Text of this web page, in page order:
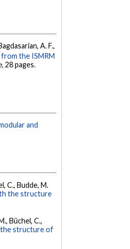
A. F.,
the ISMRM
, 28 pages.
and
C., Budde, M.
the structure
Büchel, C.,
the structure of